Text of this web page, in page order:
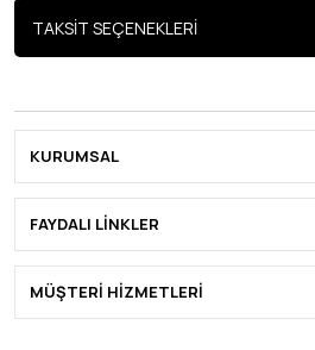
TAKSİT SEÇENEKLERİ
KURUMSAL
FAYDALI LİNKLER
MÜŞTERİ HİZMETLERİ